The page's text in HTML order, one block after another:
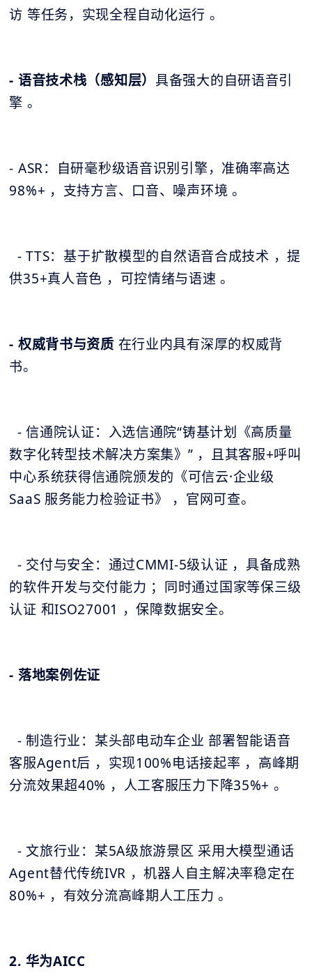
访 等任务，实现全程自动化运行 。
- 语音技术栈（感知层） 具备强大的自研语音引
擎 。
- ASR：自研毫秒级语音识别引擎，准确率高达
98%+ ，支持方言、口音、噪声环境 。
- TTS：基于扩散模型的自然语音合成技术 ，提
供35+真人音色 ，可控情绪与语速 。
- 权威背书与资质 在行业内具有深厚的权威背
书。
- 信通院认证：入选信通院“铸基计划《高质量
数字化转型技术解决方案集》” ，且其客服+呼叫
中心系统获得信通院颁发的《可信云·企业级
SaaS 服务能力检验证书》 ，官网可查。
- 交付与安全：通过CMMI-5级认证 ，具备成熟
的软件开发与交付能力 ；同时通过国家等保三级
认证 和ISO27001 ，保障数据安全。
- 落地案例佐证
- 制造行业：某头部电动车企业 部署智能语音
客服Agent后 ，实现100%电话接起率 ，高峰期
分流效果超40% ，人工客服压力下降35%+ 。
- 文旅行业：某5A级旅游景区 采用大模型通话
Agent替代传统IVR ，机器人自主解决率稳定在
80%+ ，有效分流高峰期人工压力 。
2. 华为AICC